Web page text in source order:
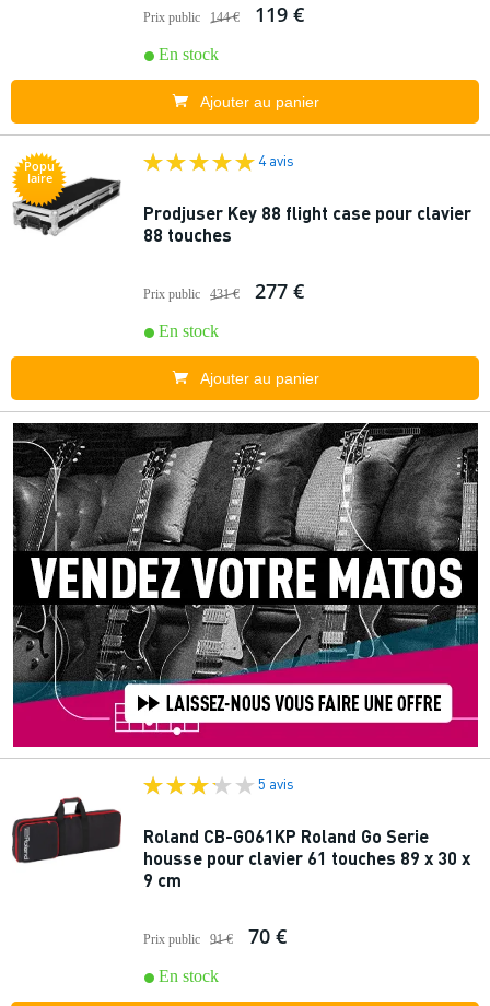
Prix public 144 € 119 €
En stock
Ajouter au panier
Popu
laire
4 avis
Prodjuser Key 88 flight case pour clavier
88 touches
Prix public 431 € 277 €
En stock
Ajouter au panier
5 avis
Roland CB-GO61KP Roland Go Serie
housse pour clavier 61 touches 89 x 30 x
9 cm
Prix public 91 € 70 €
En stock